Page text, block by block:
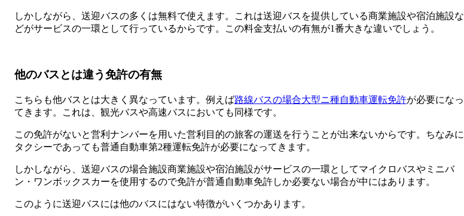
しかしながら、送迎バスの多くは無料で使えます。これは送迎バスを提供している商業施設や宿泊施設な
どがサービスの一環として行っているからです。この料金支払いの有無が1番大きな違いでしょう。
他のバスとは違う免許の有無
こちらも他バスとは大きく異なっています。例えば路線バスの場合大型ニ種自動車運転免許が必要になっ
てきます。これは、観光バスや高速バスにおいても同様です。
この免許がないと営利ナンバーを用いた営利目的の旅客の運送を行うことが出来ないからです。ちなみに
タクシーであっても普通自動車第2種運転免許が必要になってきます。
しかしながら、送迎バスの場合施設商業施設や宿泊施設がサービスの一環としてマイクロバスやミニバ
ン・ワンボックスカーを使用するので免許が普通自動車免許しか必要ない場合が中にはあります。
このように送迎バスには他のバスにはない特徴がいくつかあります。